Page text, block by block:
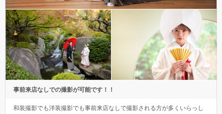
事前来店なしでの撮影が可能です！！
和装撮影でも洋装撮影でも事前来店なしで撮影される方が多くいらっし